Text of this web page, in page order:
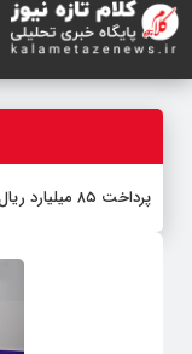
پرداخت ۸۵ میلیارد ریال تسهیلات به عشایر چناران